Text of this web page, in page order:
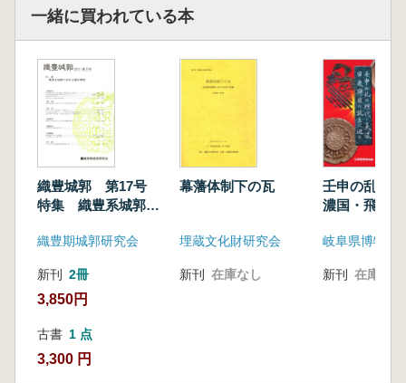
一緒に買われている本
織豊城郭 第17号
特集 織豊系城郭の
織豊期城郭研究会
新刊 2冊
3,850円
古書 1 点
3,300 円
幕藩体制下の瓦
埋蔵文化財研究会
新刊 在庫なし
壬申の乱の
濃国・飛驒
岐阜県博物館
新刊 在庫なし